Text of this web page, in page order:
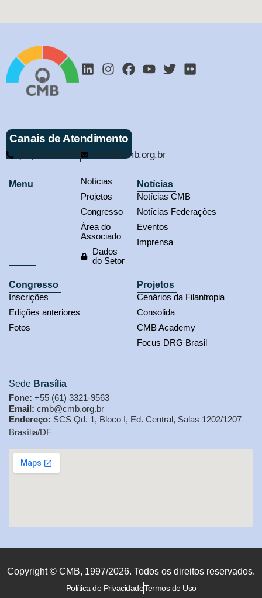
Canais de Atendimento
(61) 3321-9563 cmb@cmb.org.br
Menu
Notícias
Projetos
Congresso
Área do
Associado
Dados
do Setor
Notícias
Notícias CMB
Notícias Federações
Eventos
Imprensa
Congresso
Inscrições
Edições anteriores
Fotos
Projetos
Cenários da Filantropia
Consolida
CMB Academy
Focus DRG Brasil
Sede Brasília
Fone: +55 (61) 3321-9563
Email: cmb@cmb.org.br
Endereço: SCS Qd. 1, Bloco I, Ed. Central, Salas 1202/1207
Brasília/DF
Copyright © CMB, 1997/2026. Todos os direitos reservados.
Política de PrivacidadeTermos de Uso